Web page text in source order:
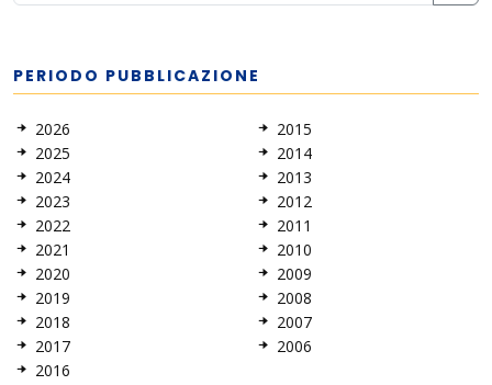
PERIODO PUBBLICAZIONE
2026
2025
2024
2023
2022
2021
2020
2019
2018
2017
2016
2015
2014
2013
2012
2011
2010
2009
2008
2007
2006